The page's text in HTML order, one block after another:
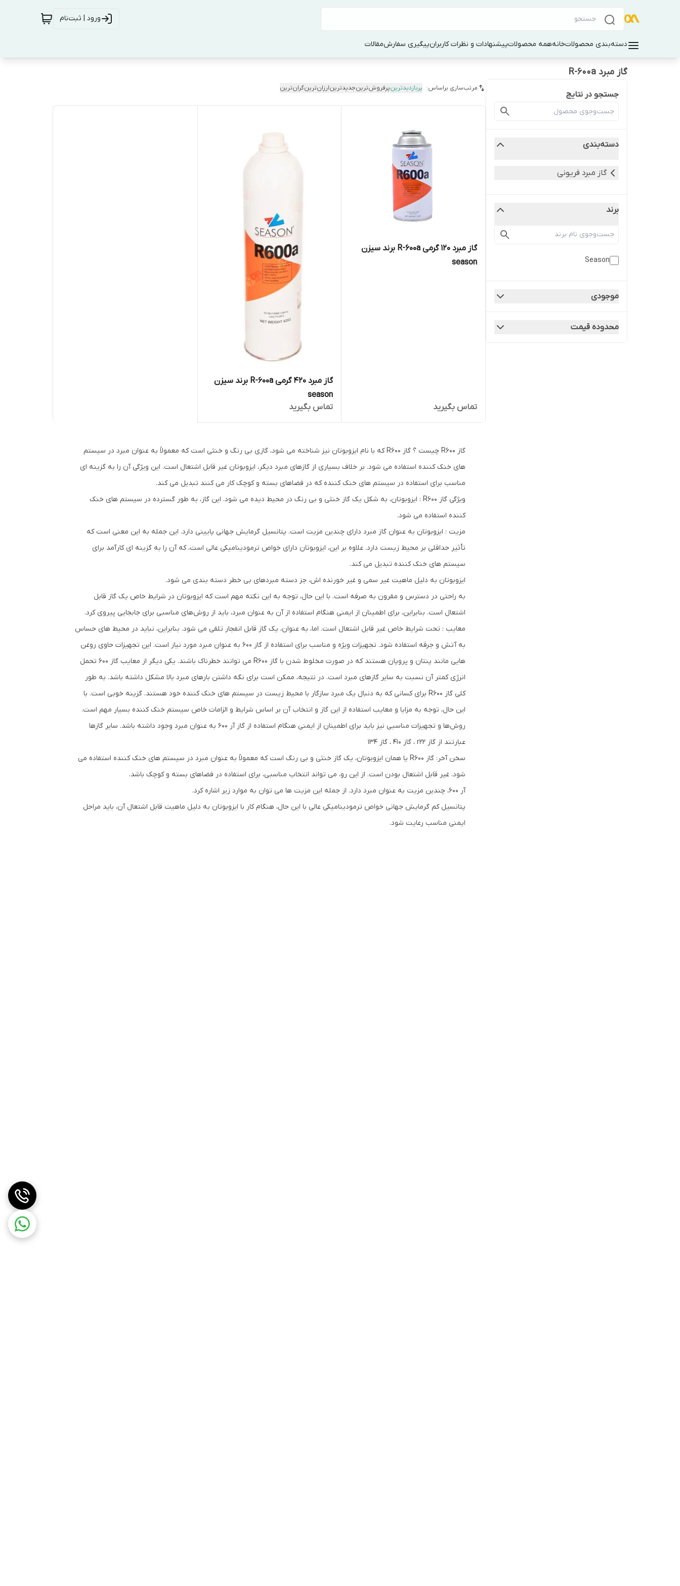
ورود | ثبت‌نام
دسته‌بندی محصولاتخانههمه محصولاتپیشنهادات و نظرات کاربرانپیگیری سفارشمقالات
گاز مبرد R-600a
جستجو در نتایج
دسته‌بندی
گاز مبرد فریونی
برند
Season
موجودی
محدوده قیمت
مرتب‌سازی براساس: پربازدیدترینپرفروش‌ترینجدیدترینارزان‌ترینگران‌ترین
گاز مبرد 120 گرمی R-600a برند سیزن
season
تماس بگیرید
گاز مبرد 420 گرمی R-600a برند سیزن
season
تماس بگیرید
گاز R600 چیست ؟ گاز R600 که با نام ایزوبوتان نیز شناخته می شود، گازی بی رنگ و خنثی است که معمولاً به عنوان مبرد در سیستم
های خنک کننده استفاده می شود. بر خلاف بسیاری از گازهای مبرد دیگر، ایزوبوتان غیر قابل اشتعال است. این ویژگی آن را به گزینه ای
مناسب برای استفاده در سیستم های خنک کننده که در فضاهای بسته و کوچک کار می کنند تبدیل می کند.
ویژگی گاز R600 : ایزوبوتان، به شکل یک گاز خنثی و بی رنگ در محیط دیده می شود. این گاز، به طور گسترده در سیستم های خنک
کننده استفاده می شود.
مزیت : ایزوبوتان به عنوان گاز مبرد دارای چندین مزیت است. پتانسیل گرمایش جهانی پایینی دارد. این جمله به این معنی است که
تأثیر حداقلی بر محیط زیست دارد. علاوه بر این، ایزوبوتان دارای خواص ترمودینامیکی عالی است، که آن را به گزینه ای کارآمد برای
سیستم های خنک کننده تبدیل می کند.
ایزوبوتان به دلیل ماهیت غیر سمی و غیر خورنده اش، جز دسته مبردهای بی خطر دسته بندی می شود.
به راحتی در دسترس و مقرون به صرفه است. با این حال، توجه به این نکته مهم است که ایزوبوتان در شرایط خاص یک گاز قابل
اشتعال است. بنابراین، برای اطمینان از ایمنی هنگام استفاده از آن به عنوان مبرد، باید از روش‌های مناسبی برای جابجایی پیروی کرد.
معایب : تحت شرایط خاص غیر قابل اشتعال است. اما، به عنوان، یک گاز قابل انفجار تلقی می شود. بنابراین، نباید در محیط های حساس
به آتش و جرقه استفاده شود. تجهیزات ویژه و مناسب برای استفاده از گاز 600 به عنوان مبرد مورد نیاز است. این تجهیزات حاوی روغن
هایی مانند پنتان و پروپان هستند که در صورت مخلوط شدن با گاز R600 می توانند خطرناک باشند. یکی دیگر از معایب گاز 600 تحمل
انرژی کمتر آن نسبت به سایر گازهای مبرد است. در نتیجه، ممکن است برای نگه داشتن بارهای مبرد بالا مشکل داشته باشد. به طور
کلی گاز R600 برای کسانی که به دنبال یک مبرد سازگار با محیط زیست در سیستم های خنک کننده خود هستند. گزینه خوبی است. با
این حال، توجه به مزایا و معایب استفاده از این گاز و انتخاب آن بر اساس شرایط و الزامات خاص سیستم خنک کننده بسیار مهم است.
روش‌ها و تجهیزات مناسبی نیز باید برای اطمینان از ایمنی هنگام استفاده از گاز آر 600 به عنوان مبرد وجود داشته باشد. سایر گازها
عبارتند از گاز r22 ، گاز 410 ، گاز 134
سخن آخر: گاز R600 یا همان ایزوبوتان، یک گاز خنثی و بی رنگ است که معمولاً به عنوان مبرد در سیستم های خنک کننده استفاده می
شود. غیر قابل اشتعال بودن است. از این رو، می تواند انتخاب مناسبی، برای استفاده در فضاهای بسته و کوچک باشد.
آر 600، چندین مزیت به عنوان مبرد دارد. از جمله این مزیت ها می توان به موارد زیر اشاره کرد.
پتانسیل کم گرمایش جهانی خواص ترمودینامیکی عالی با این حال، هنگام کار با ایزوبوتان به دلیل ماهیت قابل اشتعال آن، باید مراحل
ایمنی مناسب رعایت شود.